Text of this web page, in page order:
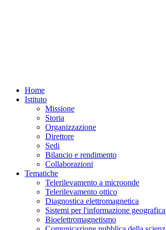
Home
Istituto
Missione
Storia
Organizzazione
Direttore
Sedi
Bilancio e rendimento
Collaborazioni
Tematiche
Telerilevamento a microonde
Telerilevamento ottico
Diagnostica elettromagnetica
Sistemi per l'informazione geografica
Bioelettromagnetismo